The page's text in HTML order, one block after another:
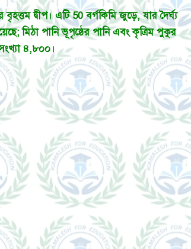
দ্বীপ। এটি 50 বর্গকিমি জুড়ে, যার দৈর্ঘ্য
মিঠা পানি ভূপৃষ্ঠের পানি এবং কৃত্রিম পুকুর
৪,৮০০।